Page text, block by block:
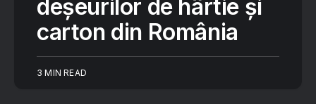
deșeurilor de hârtie și
carton din România
3 MIN READ